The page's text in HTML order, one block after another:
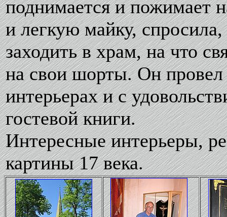
поднимается и пожимает
и легкую майку,
заходить в храм, на что
на свои шорты. Он провел
интерьерах и с
гостевой книги.
Интересные интерьеры,
картины 17 века.